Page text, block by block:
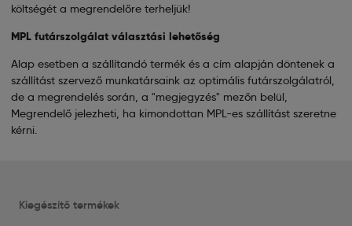
Kiegészítő termékek
költségét a megrendelőre terheljük!
MPL futárszolgálat választási lehetőség
Alap esetben a szállítandó termék és a cím alapján döntenek a
szállítást szervező munkatársaink az optimális futárszolgálatról,
de a megrendelés során, a "megjegyzés" mezőn belül,
Megrendelő jelezheti, ha kimondottan MPL-es szállítást szeretne
kérni.